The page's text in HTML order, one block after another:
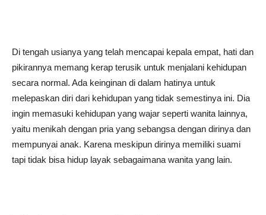
Di tengah usianya yang telah mencapai kepala empat, hati dan
pikirannya memang kerap terusik untuk menjalani kehidupan
secara normal. Ada keinginan di dalam hatinya untuk
melepaskan diri dari kehidupan yang tidak semestinya ini. Dia
ingin memasuki kehidupan yang wajar seperti wanita lainnya,
yaitu menikah dengan pria yang sebangsa dengan dirinya dan
mempunyai anak. Karena meskipun dirinya memiliki suami
tapi tidak bisa hidup layak sebagaimana wanita yang lain.